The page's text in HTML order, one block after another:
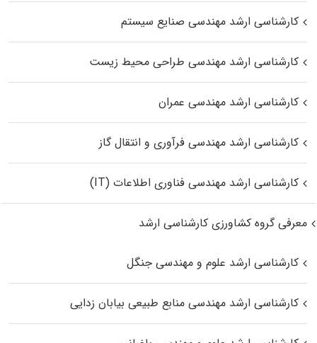
کارشناسی ارشد مهندسی صنایع سیستم
کارشناسی ارشد مهندسی طراحی محیط زیست
کارشناسی ارشد مهندسی عمران
کارشناسی ارشد مهندسی فرآوری و انتقال گاز
کارشناسی ارشد مهندسی فناوری اطلاعات (IT)
معرفی گروه کشاورزی کارشناسی ارشد
کارشناسی ارشد علوم و مهندسی جنگل
کارشناسی ارشد مهندسی منابع طبیعی بیابان زدایی